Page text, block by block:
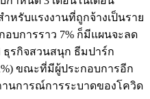
หรับแรงงานที่ถูกจ้างเป็นราย
บการราว 7% ก็มีแผนจะลด
ธุรกิจสวนสนุก ธีมปาร์ก
ขณะที่มีผู้ประกอบการอีก
านการณ์การระบาดของโควิด